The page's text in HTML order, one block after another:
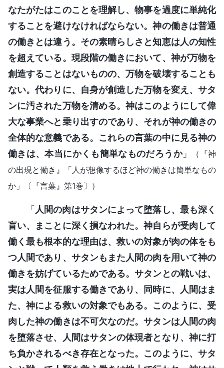
なたがたはこのことを理解し、物事を過度に単純化
することを避けなければならない。神の働きは普通
の働きとは違う。その素晴らしさと知恵は人の知性
を超えている。現段階の働きにおいて、神が万物を
創造することはないものの、万物を破壊することも
ない。代わりに、自身が創造した万物を変え、サタ
ンに汚された万物を清める。神はこのようにして偉
大な事業へと乗り出すのであり、それが神の働きの
全体的な意義である。これらの言葉の中に見る神の
働きは、本当にかくも簡単なものだろうか」
（『神
の出現と働き』「人が想像するほど神の働きは簡単なもの
か」〔『言葉』第1巻〕）
「人間の肉はサタンによって堕落し、最も深く
盲い、まことに深く損なわれた。神自らが受肉して
働く最も根本的な理由は、救いの対象が肉の体をも
つ人間であり、サタンもまた人間の肉を用いて神の
働きを妨げているためである。サタンとの戦いは、
実は人間を征服する働きであり、同時に、人間はま
た、神による救いの対象でもある。このように、受
肉した神の働きは不可欠なのだ。サタンは人間の肉
を堕落させ、人間はサタンの体現者となり、神に打
ち負かされるべき存在となった。このように、サタ